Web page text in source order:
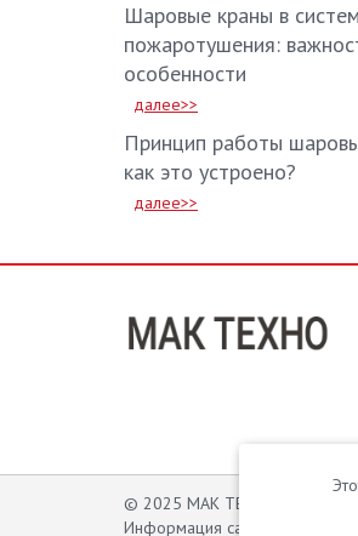
Шаровые краны в
пожаротушения:
особенности
далее>>
Принцип работы
как это устроено?
далее>>
© 2025 МАК ТЕХНО.
Информация сайта защищена